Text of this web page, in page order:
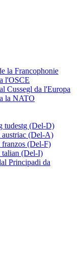
la Francophonie
l'OSCE
Cussegl da l'Europa
la NATO
tudestg (Del-D)
austriac (Del-A)
franzos (Del-F)
talian (Del-I)
Principadi da